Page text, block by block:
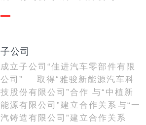
子公司
成立子公司“佳进汽车零部件有限
公司” 取得“雅骏新能源汽车科
技股份有限公司”合作 与“中植新
能源有限公司”建立合作关系 与“一
汽铸造有限公司”建立合作关系